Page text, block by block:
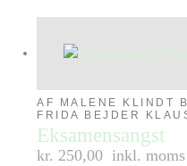
AF MALENE KLINDT
FRIDA BEJDER
Eksamensangst
kr. 250,00 inkl. moms